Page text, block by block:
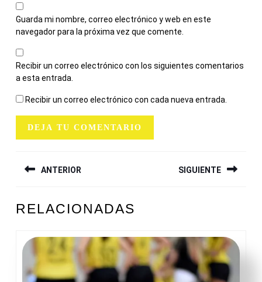
Guarda mi nombre, correo electrónico y web en este
navegador para la próxima vez que comente.
Recibir un correo electrónico con los siguientes comentarios
a esta entrada.
Recibir un correo electrónico con cada nueva entrada.
DE
ANTERIOR
anterior:
SIGUIENTE
entrada:
RELACIONADAS